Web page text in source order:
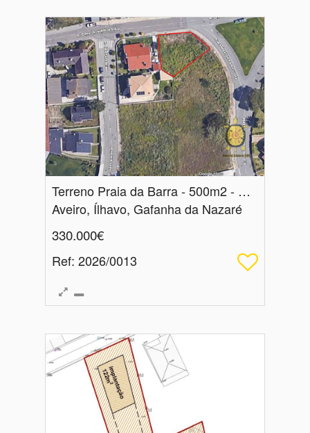
Terreno Praia da Barra - 500m2 - Moradia isolada
Aveiro, Ílhavo, Gafanha da Nazaré
330.000€
Ref: 2026/0013